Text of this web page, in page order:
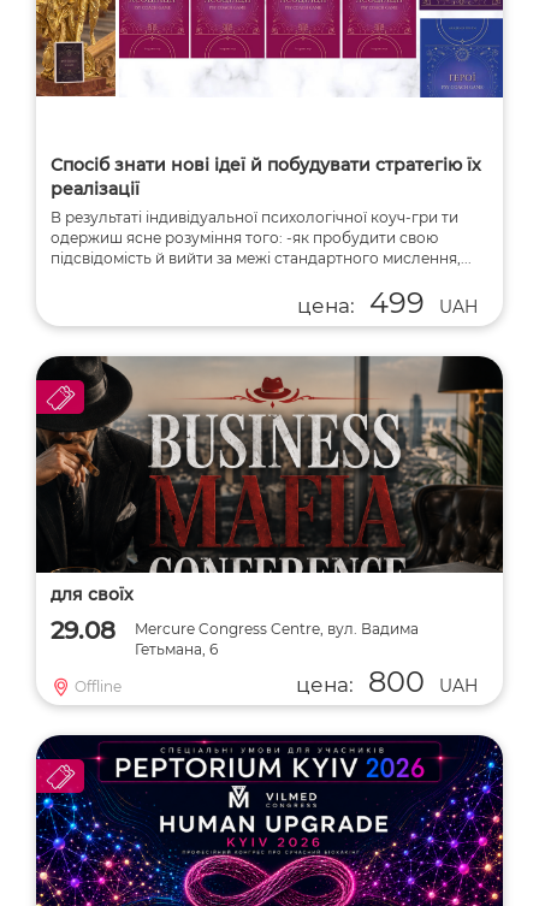
Спосіб знати нові ідеї й побудувати стратегію їх
реалізації
В результаті індивідуальної психологічної коуч-гри ти
одержиш ясне розуміння того: -як пробудити свою
підсвідомість й вийти за межі стандартного мислення,...
цена: 499 UAH
для своїх
29.08
Mercure Congress Centre, вул. Вадима
Гетьмана, 6
Offline цена: 800 UAH